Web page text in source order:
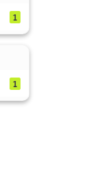
1
1